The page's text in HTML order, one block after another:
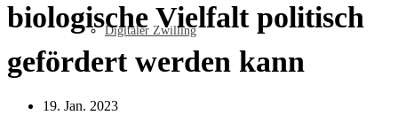
Digitaler Zwilling
biologische Vielfalt politisch
gefördert werden kann
19. Jan. 2023